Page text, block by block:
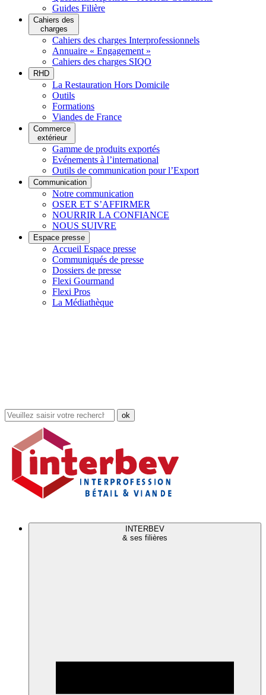
Guides Filière
Cahiers des
charges
Cahiers des charges Interprofessionnels
Annuaire « Engagement »
Cahiers des charges SIQO
RHD
La Restauration Hors Domicile
Outils
Formations
Viandes de France
Commerce
extérieur
Gamme de produits exportés
Evénements à l’international
Outils de communication pour l’Export
Communication
Notre communication
OSER ET S’AFFIRMER
NOURRIR LA CONFIANCE
NOUS SUIVRE
Espace presse
Accueil Espace presse
Communiqués de presse
Dossiers de presse
Flexi Gourmand
Flexi Pros
La Médiathèque
Rechercher
dans
site
INTERBEV
& ses filières